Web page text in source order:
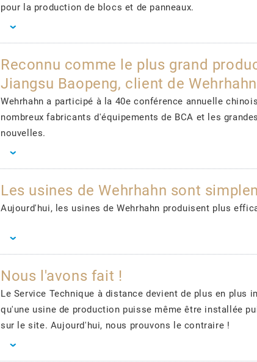
pour la production de blocs et de panneaux.
Reconnu comme le plus grand
Jiangsu Baopeng, client de Wehrhahn
Wehrhahn a participé à la 40e conférence annuelle
nombreux fabricants d'équipements de BCA et les
nouvelles.
Les usines de Wehrhahn sont
Aujourd'hui, les usines de Wehrhahn produisent plus
Nous l'avons fait !
Le Service Technique à distance devient de plus en
qu'une usine de production puisse même être installée
sur le site. Aujourd'hui, nous prouvons le contraire !